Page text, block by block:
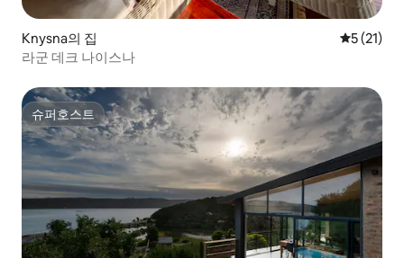
Knysna의 집 평점 5점
5 (21)
라군 데크 나이스나
슈퍼호스트
슈퍼호스트